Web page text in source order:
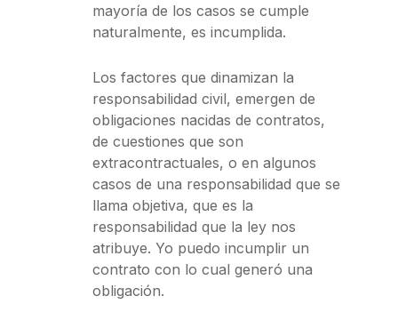
mayoría de los casos se cumple
naturalmente, es incumplida.
Los factores que dinamizan la
responsabilidad civil, emergen de
obligaciones nacidas de contratos,
de cuestiones que son
extracontractuales, o en algunos
casos de una responsabilidad que se
llama objetiva, que es la
responsabilidad que la ley nos
atribuye. Yo puedo incumplir un
contrato con lo cual generó una
obligación.